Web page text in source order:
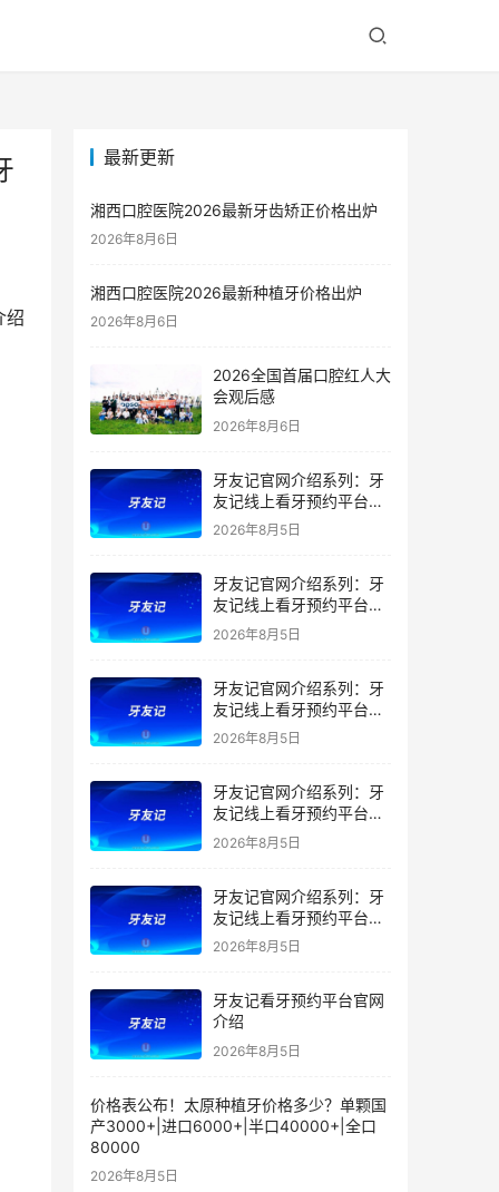
绍
最新更新
湘西口腔医院2026最新牙齿矫正价格出炉
2026年8月6日
湘西口腔医院2026最新种植牙价格出炉
2026年8月6日
2026全国首届口腔红人大
会观后感
2026年8月6日
牙友记官网介绍系列：牙
友记线上看牙预约平台是
干什么的？靠谱吗？
2026年8月5日
牙友记官网介绍系列：牙
友记线上看牙预约平台让
看牙不再靠运气
2026年8月5日
牙友记官网介绍系列：牙
友记线上看牙预约平台打
破口腔行业专业壁垒新手
2026年8月5日
牙友记官网介绍系列：牙
友记线上看牙预约平台落
地同城就诊经验打破未知
2026年8月5日
牙友记官网介绍系列：牙
友记线上看牙预约平台的
优势在哪里？
2026年8月5日
牙友记看牙预约平台官网
介绍
2026年8月5日
价格表公布！太原种植牙价格多少？单颗国
产3000+|进口6000+|半口40000+|全口
80000
2026年8月5日